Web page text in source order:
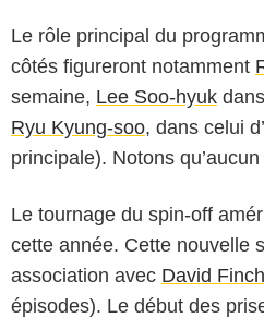
Le rôle principal du
côtés figureront notamment
semaine, Lee Soo-hyuk
Ryu Kyung-soo, dans celui
principale). Notons
Le tournage du spin-off
cette année. Cette nouvelle
association avec David
épisodes). Le début des